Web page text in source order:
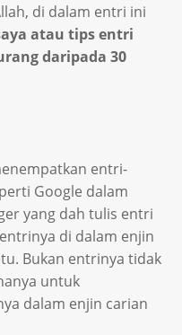
di dalam entri ini
atau tips entri
daripada 30
entri-
Google dalam
yang dah tulis entri
di dalam enjin
Bukan entrinya tidak
untuk
dalam enjin carian